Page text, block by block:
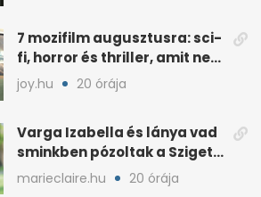
7 mozifilm augusztusra: sci-
fi, horror és thriller, amit nem
érdemes kihagyni
joy.hu 20 órája
Varga Izabella és lánya vad
sminkben pózoltak a Sziget
előtt
marieclaire.hu 20 órája